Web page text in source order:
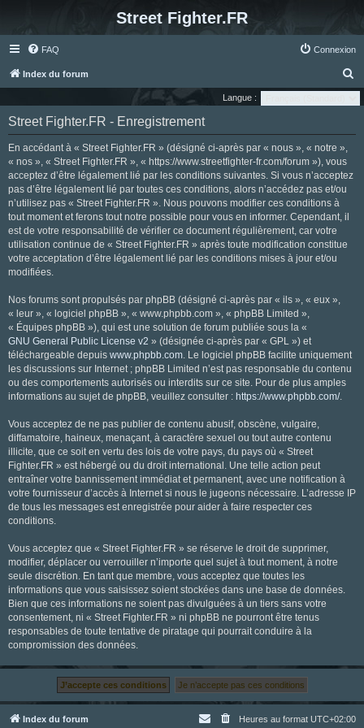
Street Fighter.FR
FAQ Connexion
Index du forum
e
Langue :
Street Fighter.FR - Enregistrement
En accédant à « Street Fighter.FR » (désigné ci-après par « nous », « notre »,
« nos », « Street Fighter.FR », « https://www.streetfighter-fr.com/forum »), vous
acceptez d’être légalement lié par les conditions suivantes. Si vous n’acceptez
pas d’être légalement lié par toutes ces conditions, alors n’accédez pas et/ou
n’utilisez pas « Street Fighter.FR ». Nous pouvons modifier ces conditions à
tout moment et ferons tout notre possible pour vous en informer. Cependant, il
est de votre responsabilité de vérifier ce document régulièrement, car votre
utilisation continue de « Street Fighter.FR » après toute modification constitue
votre acceptation d’être légalement lié par les conditions mises à jour et/ou
modifiées.
Nos forums sont propulsés par phpBB (désigné ci-après par « ils », « eux »,
« leur », « logiciel phpBB », « www.phpbb.com », « phpBB Limited »,
« Équipes phpBB »), qui est une solution de forum publiée sous la «
GNU General Public License v2 » (désignée ci-après par « GPL ») et
téléchargeable depuis www.phpbb.com. Le logiciel phpBB facilite uniquement
les discussions sur Internet ; phpBB Limited n’est pas responsable du contenu
ou des comportements autorisés ou interdits sur ce site. Pour de plus amples
informations au sujet de phpBB, veuillez consulter : https://www.phpbb.com/.
Vous acceptez de ne pas publier de contenu abusif, obscène, vulgaire,
diffamatoire, haineux, menaçant, à caractère sexuel ou tout autre contenu
illicite, que ce soit en vertu des lois de votre pays, du pays où « Street
Fighter.FR » est hébergé ou du droit international. Une telle action peut
entraîner votre bannissement immédiat et permanent, avec une notification à
votre fournisseur d’accès à Internet si nous le jugeons nécessaire. L’adresse IP
de tous les messages est enregistrée pour aider à faire respecter ces
conditions.
Vous acceptez que « Street Fighter.FR » se réserve le droit de supprimer,
modifier, déplacer ou verrouiller n’importe quel sujet à tout moment, à notre
seule discrétion. En tant que membre, vous acceptez que toutes les
informations que vous saisissez soient stockées dans une base de données.
Bien que ces informations ne soient pas divulguées à un tiers sans votre
consentement, ni « Street Fighter.FR » ni phpBB ne pourront être tenus
responsables de toute tentative de piratage qui pourrait conduire à la
compromission des données.
Index du forum Heures au format UTC+02:00